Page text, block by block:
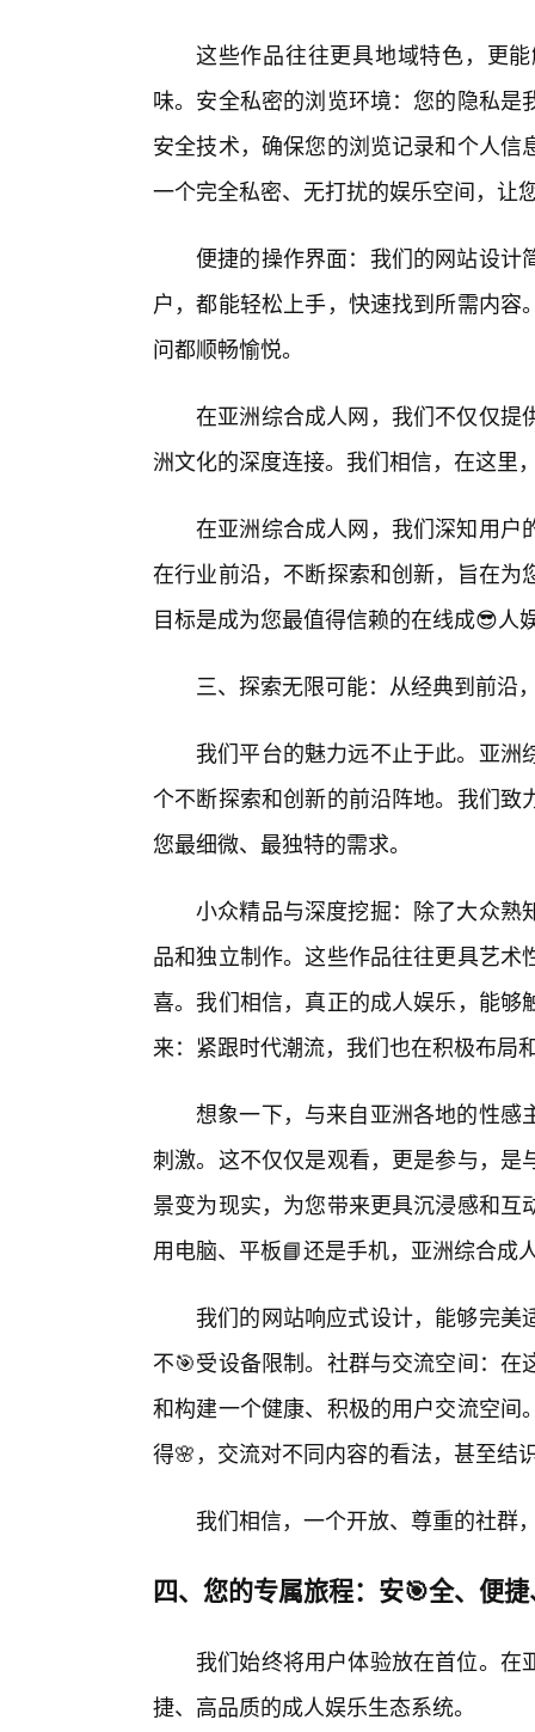
这些作品往往更具地域特色，更
味。安全私密的浏览环境：您的隐私
安全技术，确保您的浏览记录和个人
一个完全私密、无打扰的娱乐空间，让
便捷的操作界面：我们的网站设计
户，都能轻松上手，快速找到所需内
问都顺畅愉悦。
在亚洲综合成人网，我们不仅仅提
洲文化的深度连接。我们相信，在这里
在亚洲综合成人网，我们深知用户
在行业前沿，不断探索和创新，旨在
目标是成为您最值得信赖的在线成😎人
三、探索无限可能：从经典到前沿
我们平台的魅力远不止于此。亚
个不断探索和创新的前沿阵地。我们
您最细微、最独特的需求。
小众精品与深度挖掘：除了大众熟
品和独立制作。这些作品往往更具艺
喜。我们相信，真正的成人娱乐，能
来：紧跟时代潮流，我们也在积极布局
想象一下，与来自亚洲各地的性感
刺激。这不仅仅是观看，更是参与，
景变为现实，为您带来更具沉浸感和
用电脑、平板📘还是手机，亚洲综合成
我们的网站响应式设计，能够完
不🎯受设备限制。社群与交流空间：
和构建一个健康、积极的用户交流空
得🌸，交流对不同内容的看法，甚至结
我们相信，一个开放、尊重的社群
四、您的专属旅程：安🎯全、便
我们始终将用户体验放在首位。
捷、高品质的成人娱乐生态系统。